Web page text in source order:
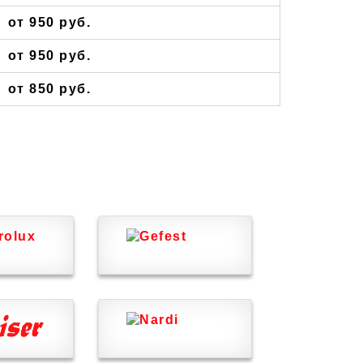
от 950 руб.
от 950 руб.
от 850 руб.